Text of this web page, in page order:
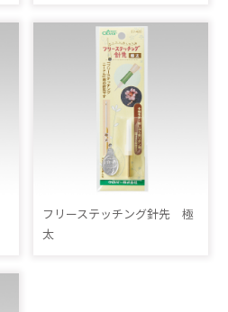
フリーステッチング針先 極
太